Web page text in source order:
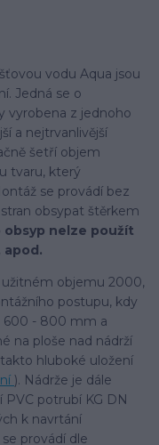
vodu Aqua jsou
Jedná se o
vyrobena z jednoho
a nejtrvanlivější
šetří objem
tvaru, který
se provádí bez
obsypat štěrkem
obsyp nelze použít
apod.
užitném objemu 2000,
postupu, kdy
600 - 800 mm a
na ploše nad nádrží
hluboké uložení
). Nádrže je dále
potrubí KG DN
k navrtání
provádí dle